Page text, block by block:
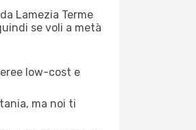
Lamezia Terme
se voli a metà
low-cost e
ma noi ti